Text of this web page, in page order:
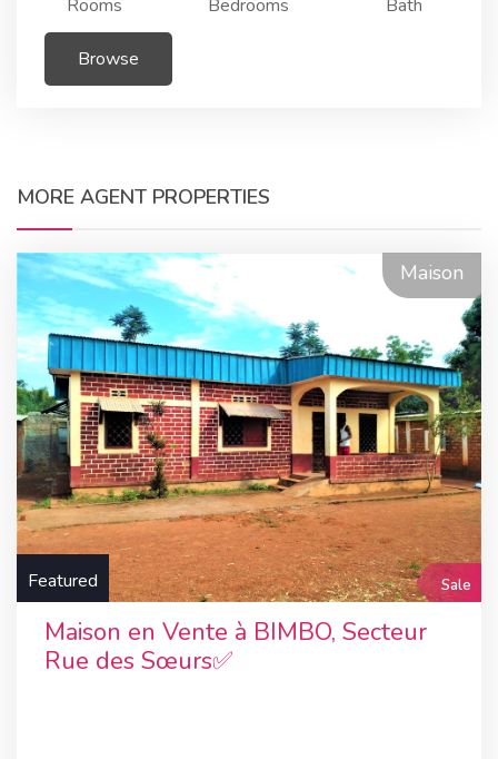
Rooms Bedrooms Bath
Browse
MORE AGENT PROPERTIES
Maison
Featured Sale
Maison en Vente à BIMBO, Secteur
Rue des Sœurs✅